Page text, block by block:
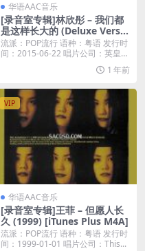
华语AAC音乐
[录音室专辑]林欣彤 – 我们都
是这样长大的 (Deluxe Versio
n) [iTunes Plus M4A]
流派：POP流行 语种：粤语 发行时
间：2015-06-22 唱片公司：英皇唱
1 年前
VIP
华语AAC音乐
[录音室专辑]王菲 – 但愿人长
久 (1999) [iTunes Plus M4A]
流派：POP流行 语种：粤语 发行时
间：1999-01-01 唱片公司：This...